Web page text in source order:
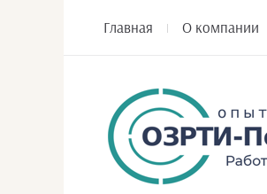
Главная О компании